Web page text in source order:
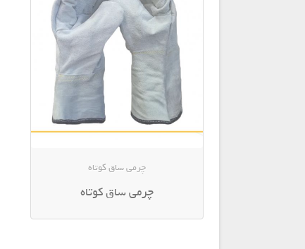
چرمی ساق کوتاه
چرمی ساق کوتاه